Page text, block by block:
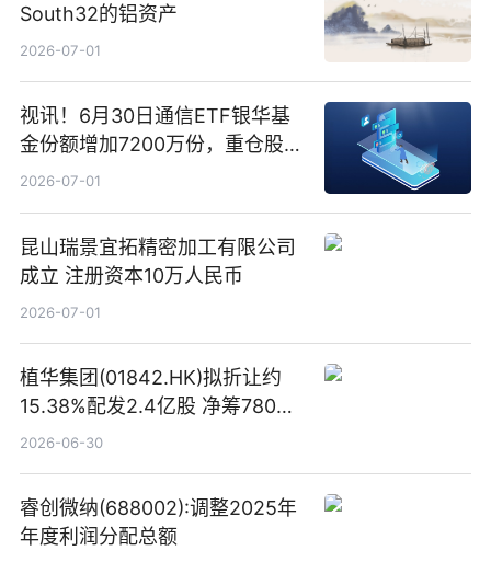
South32的铝资产
2026-07-01
视讯！6月30日通信ETF银华基
金份额增加7200万份，重仓股新
易盛、中际旭创、立讯精密
2026-07-01
昆山瑞景宜拓精密加工有限公司
成立 注册资本10万人民币
2026-07-01
植华集团(01842.HK)拟折让约
15.38%配发2.4亿股 净筹780万
港元
2026-06-30
睿创微纳(688002):调整2025年
年度利润分配总额